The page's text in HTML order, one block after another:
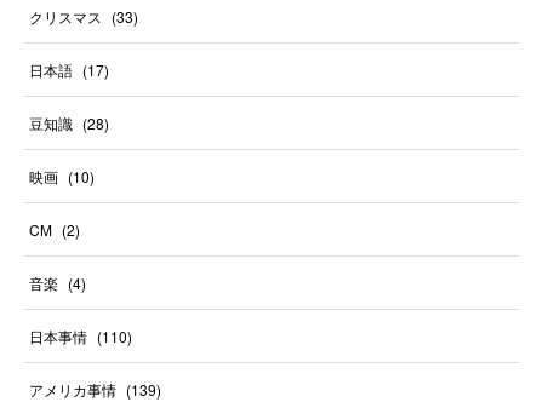
クリスマス (33)
日本語 (17)
豆知識 (28)
映画 (10)
CM (2)
音楽 (4)
日本事情 (110)
アメリカ事情 (139)